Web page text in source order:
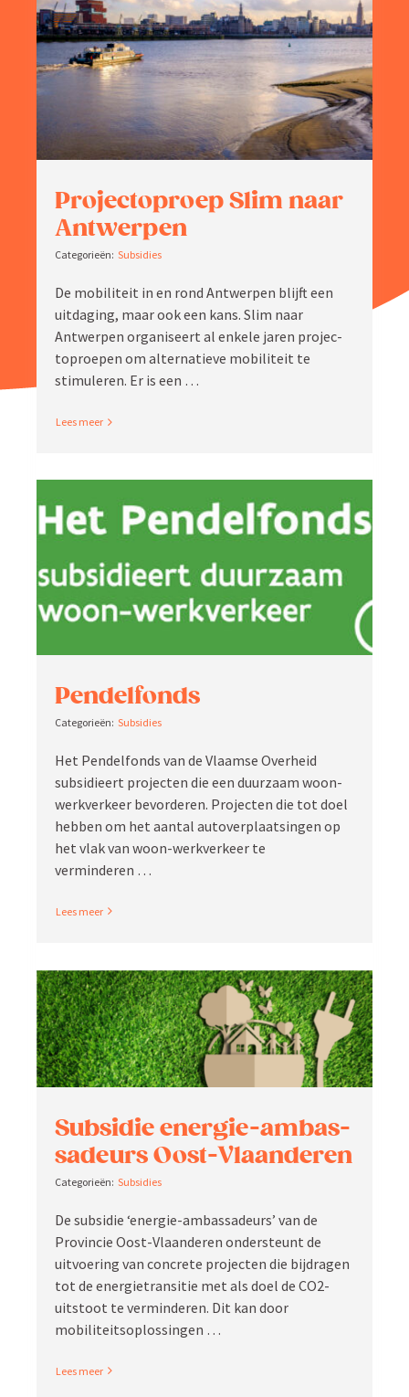
Zoeken
naar:
Projec­toproep Slim naar
Antwerpen
Subsidies
De mobiliteit in en rond Antwerpen blijft een
uitdaging, maar ook een kans. Slim naar
Antwerpen organi­seert al enkele jaren projec­
top­roepen om alter­na­tieve mobiliteit te
stimu­leren. Er is een …
Read More
Pendelfonds
Subsidies
Het Pendelfonds van de Vlaamse Overheid
subsi­dieert projecten die een duurzaam woon-
werkverkeer bevor­deren. Projecten die tot doel
hebben om het aantal autover­plaat­singen op
het vlak van woon-werkverkeer te
verminderen …
Read More
Subsidie energie-ambas­
sa­­deurs Oost-Vlaanderen
Subsidies
De subsidie ‘energie-ambas­sa­deurs’ van de
Provincie Oost-Vlaan­deren onder­steunt de
uitvoering van concrete projecten die bijdragen
tot de energie­tran­sitie met als doel de CO2-
uitstoot te vermin­deren. Dit kan door
mobiliteitsoplossingen …
Read More